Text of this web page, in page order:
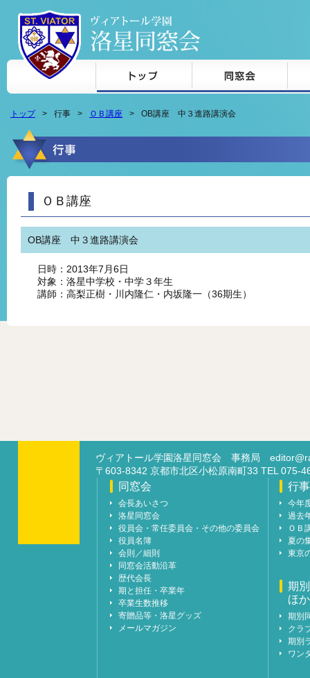
本文へジャンプ
トップ 行事 ＯＢ講座 OB講座 中３進路講演会
ＯＢ講座
OB講座 中３進路講演会
日時：2013年7月6日
対象：洛星中学校・中学３年生
講師：高梨正樹・川内隆仁・内坂隆一（36期生）
ヴィアトール学園洛星同窓会 事務局
〒603-8342 京都市北区小松原南町33 TEL 075-
同窓会
会長あいさつ
洛星同窓会
役員会・常任委員会・その他の委員会
役員名簿
会則／細則
同窓会活動沿革
歴代会長
期と担任・卒業年
卒業生数推移
寄贈品等・洛星グッズ
メールマガジン
行事
今年
過去
ＯＢ
夏の
東京
期
ほか
期別
クラ
期別
ワン